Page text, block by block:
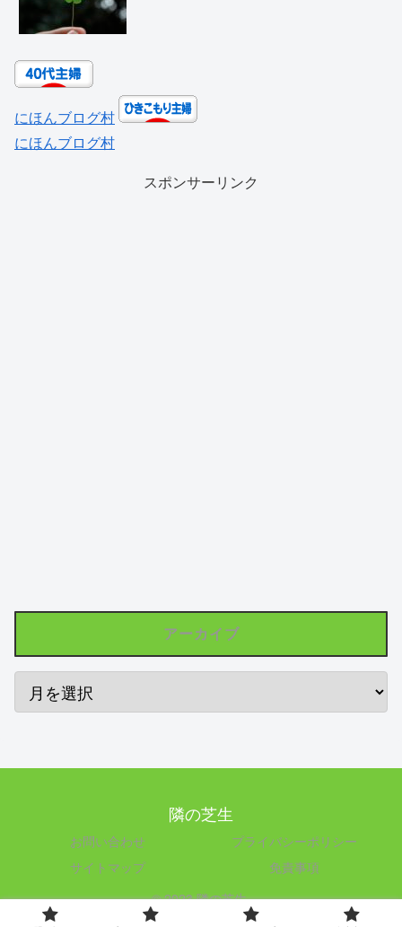
にほんブログ村
にほんブログ村
スポンサーリンク
アーカイブ
隣の芝生
お問い合わせ
プライバシーポリシー
サイトマップ
免責事項
© 2023 隣の芝生.